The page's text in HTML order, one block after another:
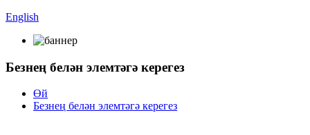
English
Безнең белән элемтәгә керегез
Өй
Безнең белән элемтәгә керегез